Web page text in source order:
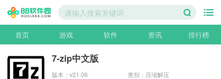
首页 游戏 软件 资讯 排行榜
7-zip中文版
版本：v21.06
类别：压缩解压